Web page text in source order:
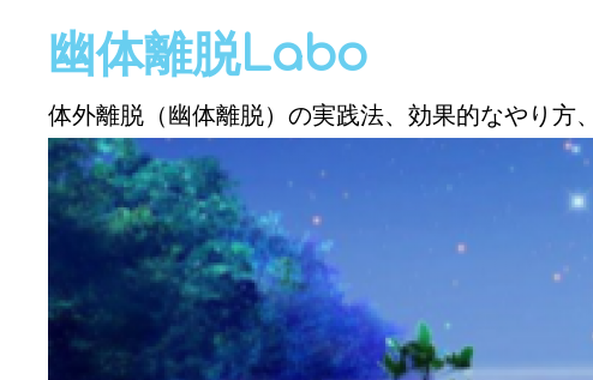
幽体離脱Labo
体外離脱（幽体離脱）の実践法、効果的なやり方